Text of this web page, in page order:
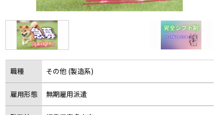
職種 その他 (製造系)
雇用形態 無期雇用派遣